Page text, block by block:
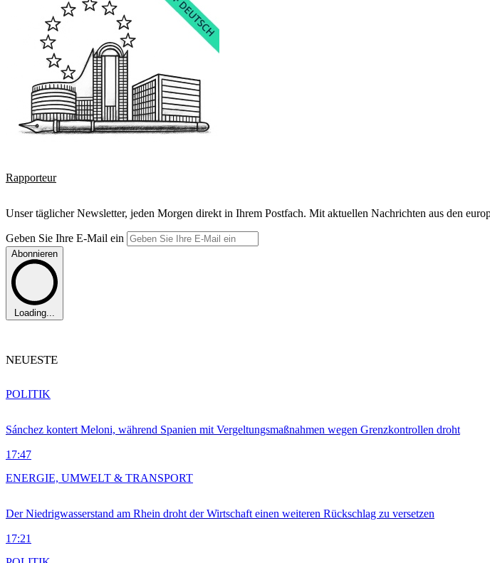
Rapporteur
Unser täglicher Newsletter, jeden Morgen direkt in Ihrem Postfach. Mit aktuellen Nachrichten aus den
Geben Sie Ihre E-Mail ein
Abonnieren
Loading...
NEUESTE
Sánchez kontert Meloni, während Spanien mit Vergeltungsmaßnahmen wegen Grenzkontrollen droht
17:47
POLITIK
Der Niedrigwasserstand am Rhein droht der Wirtschaft einen weiteren Rückschlag zu versetzen
17:21
ENERGIE, UMWELT & TRANSPORT